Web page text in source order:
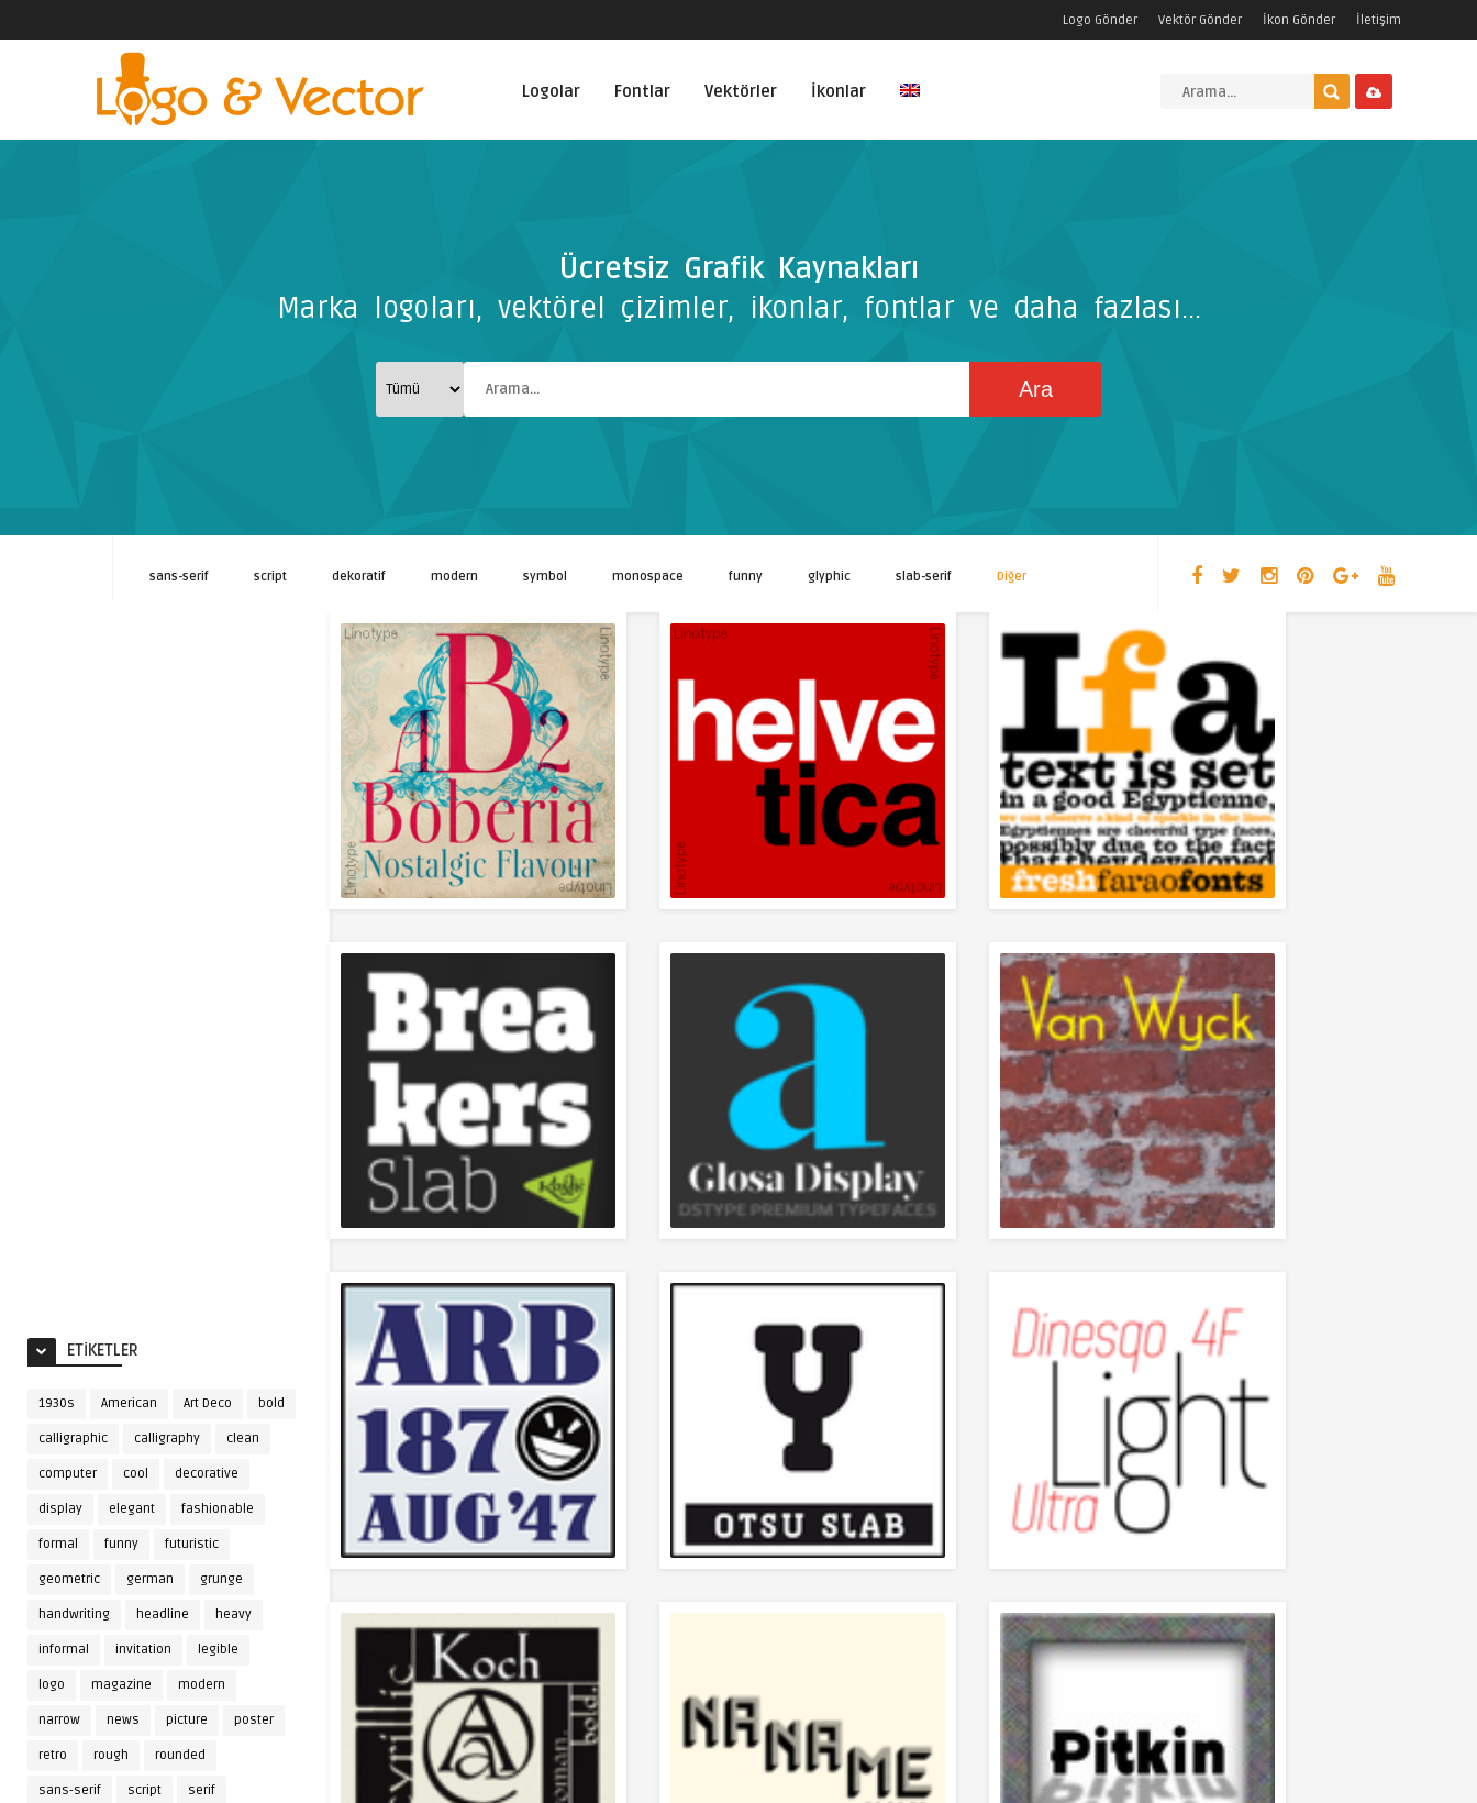
Logo Gönder Vektör Gönder İkon Gönder İletişim
Logolar Fontlar Vektörler İkonlar
Ücretsiz Grafik Kaynakları
Marka logoları, vektörel çizimler, ikonlar, fontlar ve daha fazlası...
sans-serif script dekoratif modern symbol monospace funny glyphic slab-serif Diğer
ETIKETLER
1930s American Art Deco bold
calligraphic calligraphy clean
computer cool decorative
display elegant fashionable
formal funny futuristic
geometric german grunge
handwriting headline heavy
informal invitation legible
logo magazine modern
narrow news picture poster
retro rough rounded
sans-serif script serif